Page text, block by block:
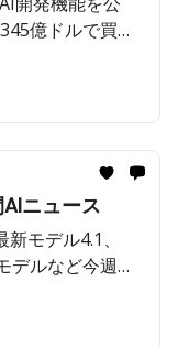
億ドルで買収
ニュース
モデル4.1、
デルなど今週も